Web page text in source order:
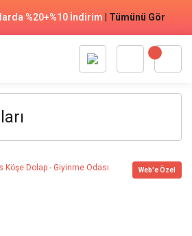
%20+%10 İndirim Tümünü Gör
Web'e Özel